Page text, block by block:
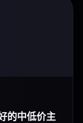
的中低价主